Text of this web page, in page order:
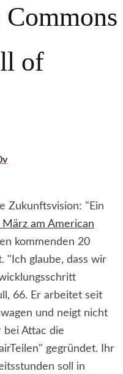
of
Zukunftsvision: "Ein
am American
kommenden 20
"Ich glaube, dass wir
66. Er arbeitet seit
und neigt nicht
bei Attac die
gegründet. Ihr
soll in